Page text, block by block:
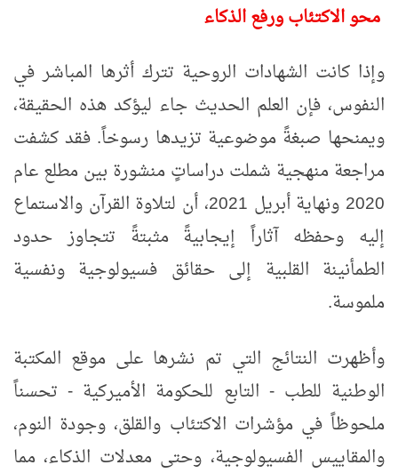
محو الاكتئاب ورفع الذكاء
وإذا كانت الشهادات الروحية تترك أثرها المباشر في
النفوس، فإن العلم الحديث جاء ليؤكد هذه الحقيقة،
ويمنحها صبغةً موضوعية تزيدها رسوخاً. فقد كشفت
مراجعة منهجية شملت دراساتٍ منشورة بين مطلع عام
2020 ونهاية أبريل 2021، أن لتلاوة القرآن والاستماع
إليه وحفظه آثاراً إيجابيةً مثبتةً تتجاوز حدود
الطمأنينة القلبية إلى حقائق فسيولوجية ونفسية
ملموسة.
وأظهرت النتائج التي تم نشرها على موقع المكتبة
الوطنية للطب - التابع للحكومة الأميركية - تحسناً
ملحوظاً في مؤشرات الاكتئاب والقلق، وجودة النوم،
والمقاييس الفسيولوجية، وحتى معدلات الذكاء، مما